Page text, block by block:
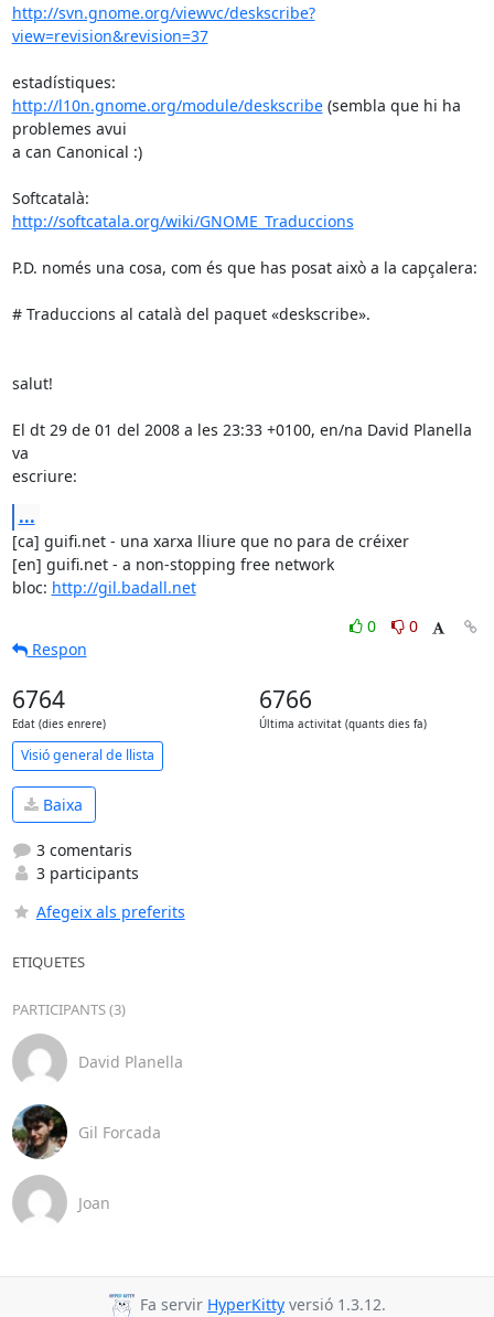
http://svn.gnome.org/viewvc/deskscribe?
view=revision&revision=37
http://l10n.gnome.org/module/deskscribe (sembla que hi ha
problemes avui
a can Canonical :)
http://softcatala.org/wiki/GNOME_Traduccions
P.D. només una cosa, com és que has posat això a la capçalera:
# Traduccions al català del paquet «deskscribe».
salut!
El dt 29 de 01 del 2008 a les 23:33 +0100, en/na David Planella
va
escriure:
...
[ca] guifi.net - una xarxa lliure que no para de créixer
[en] guifi.net - a non-stopping free network
bloc: http://gil.badall.net
0
0
Respon
6764
Edat (dies enrere)
6766
Última activitat (quants dies fa)
Visió general de llista
Baixa
3 comentaris
3 participants
Afegeix als preferits
ETIQUETES
PARTICIPANTS (3)
David Planella
Gil Forcada
Joan
Fa servir HyperKitty versió 1.3.12.